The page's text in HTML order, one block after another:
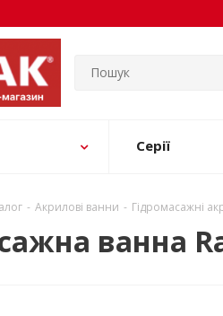
Серії
- Акрилові ванни - Гідромасажні
ванна